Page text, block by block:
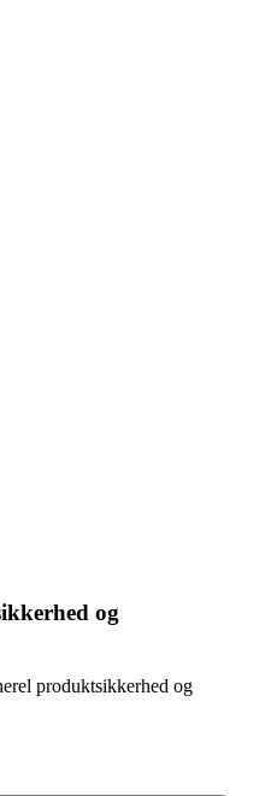
og
produktsikkerhed og